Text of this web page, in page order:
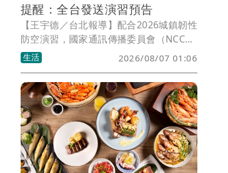
提醒：全台發送演習預告
【王宇德／台北報導】配合2026城鎮韌性
防空演習，國家通訊傳播委員會（NCC）
今（7）日下午2時30分將透過災防告警細
胞廣播（CBS），向全台手機發送「行動
網路降速演練」預告訊息，提醒民眾收到
警示不用驚慌。此次演習首度納入行動網
路降速測試，中部地區將於下週一8月10
日、北部地區下週四8月13日下午2時30
分至3時正式實施。
生活 2026/08/07 01:06